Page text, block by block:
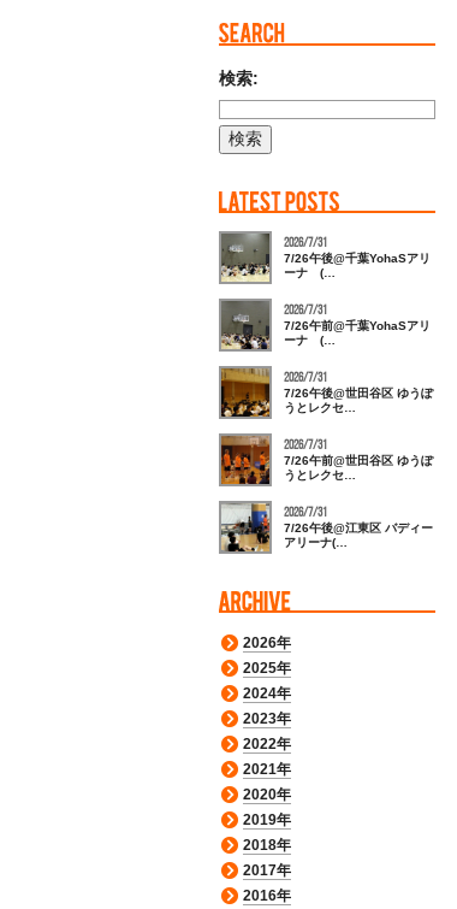
検索:
2026/7/31
7/26午後@千葉YohaSアリ
ーナ (…
2026/7/31
7/26午前@千葉YohaSアリ
ーナ (…
2026/7/31
7/26午後@世田谷区 ゆうぽ
うとレクセ…
2026/7/31
7/26午前@世田谷区 ゆうぽ
うとレクセ…
2026/7/31
7/26午後@江東区 バディー
アリーナ(…
2026年
2025年
2024年
2023年
2022年
2021年
2020年
2019年
2018年
2017年
2016年